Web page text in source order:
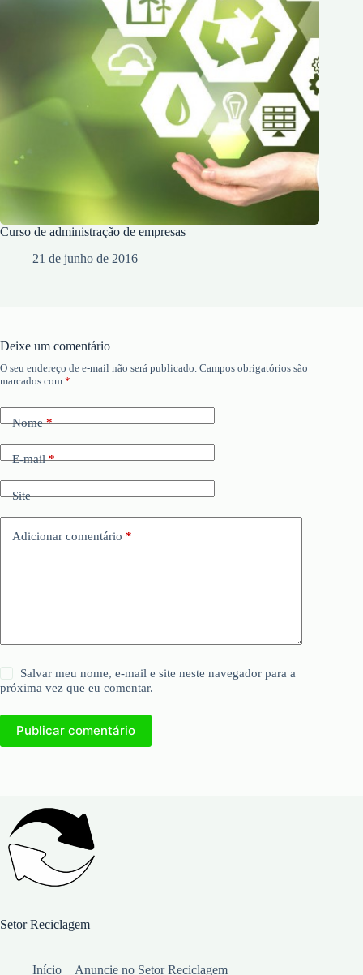
Curso de administração de empresas
21 de junho de 2016
Deixe um comentário
O seu endereço de e-mail não será publicado. Campos obrigatórios são
marcados com *
Nome*
E-mail*
Site
Adicionar comentário *
Salvar meu nome, e-mail e site neste navegador para a
próxima vez que eu comentar.
Publicar comentário
Setor Reciclagem
Início Anuncie no Setor Reciclagem